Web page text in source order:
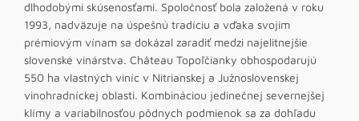
dlhodobými skúsenosťami. Spoločnosť bola založená v roku
1993, nadväzuje na úspešnú tradíciu a vďaka svojim
prémiovým vínam sa dokázal zaradiť medzi najelitnejšie
slovenské vinárstva. Château Topoľčianky obhospodarujú
550 ha vlastných viníc v Nitrianskej a Južnoslovenskej
vinohradníckej oblasti. Kombináciou jedinečnej severnejšej
klímy a variabilnosťou pôdnych podmienok sa za dohľadu